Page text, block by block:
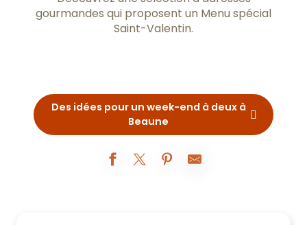
gourmandes qui proposent un Menu spécial
Saint-Valentin.
Des idées pour un week-end à deux à
Beaune